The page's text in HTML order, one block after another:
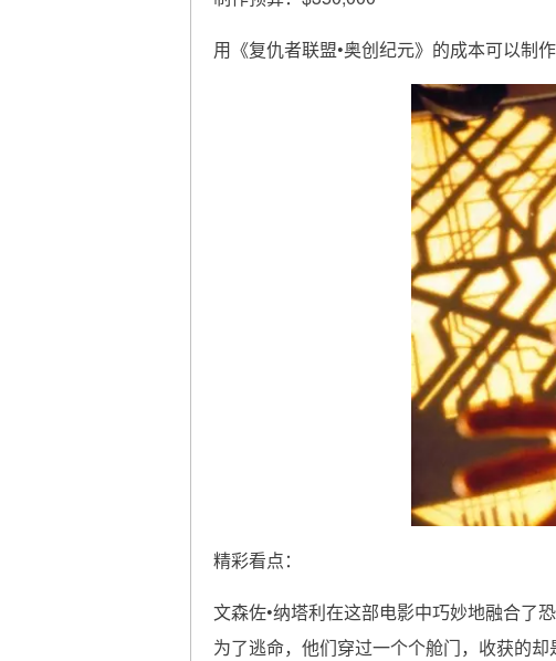
用《复仇者联盟•奥创纪元》的成本可以制
精彩看点：
文森佐•纳塔利在这部电影中巧妙地融合了
为了逃命，他们穿过一个个舱门，收获的